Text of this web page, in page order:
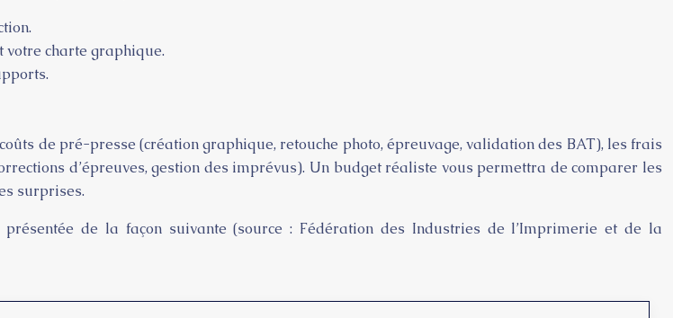
votre charte graphique.
de pré-presse (création graphique, retouche photo, épreuvage, validation des BAT), les frais
d’épreuves, gestion des imprévus). Un budget réaliste vous permettra de comparer les
surprises.
de la façon suivante (source : Fédération des Industries de l’Imprimerie et de la